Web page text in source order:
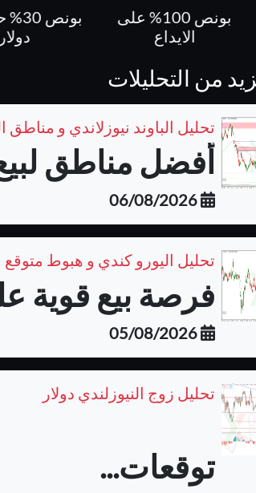
بونص 30% حتى 500
دولار
كل
من التحليلات
تحليل الباوند نيوزلاندي و مناطق
أفضل مناطق لبيع
06/08/2026
تحليل اليورو كندي و هبوط
فرصة بيع قوية
05/08/2026
تحليل زوج النيوزلندي دولار
توقعات...